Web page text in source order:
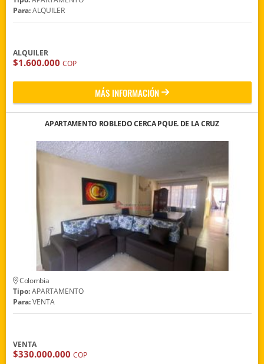
Para:ALQUILER
ALQUILER
$1.600.000 COP
MÁS INFORMACIÓN
APARTAMENTO ROBLEDO CERCA PQUE. DE LA CRUZ
Colombia
Tipo:APARTAMENTO
Para:VENTA
VENTA
$330.000.000 COP